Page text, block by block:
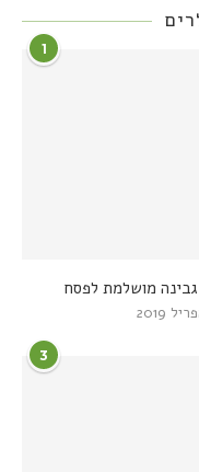
1
מושלמת לפסח
3